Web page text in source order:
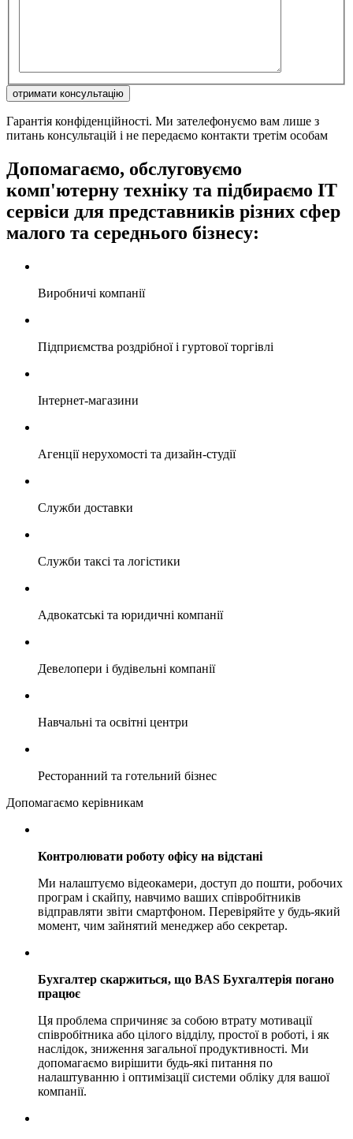
отримати консультацію
Гарантія конфіденційності. Ми зателефонуємо вам лише з
питань консультацій і не передаємо контакти третім особам
Допомагаємо, обслуговуємо
комп'ютерну техніку та підбираємо ІТ
сервіси для представників різних сфер
малого та середнього бізнесу:
Виробничі компанії
Підприємства роздрібної і гуртової торгівлі
Інтернет-магазини
Агенції нерухомості та дизайн-студії
Служби доставки
Cлужби таксі та логістики
Адвокатські та юридичні компанії
Девелопери і будівельні компанії
Навчальні та освітні центри
Ресторанний та готельний бізнес
Допомагаємо керівникам
Контролювати роботу офісу на відстані
Ми налаштуємо відеокамери, доступ до пошти, робочих
програм і скайпу, навчимо ваших співробітників
відправляти звіти смартфоном. Перевіряйте у будь-який
момент, чим зайнятий менеджер або секретар.
Бухгалтер скаржиться, що BAS Бухгалтерія погано
працює
Ця проблема спричиняє за собою втрату мотивації
співробітника або цілого відділу, простої в роботі, і як
наслідок, зниження загальної продуктивності. Ми
допомагаємо вирішити будь-які питання по
налаштуванню і оптимізації системи обліку для вашої
компанії.